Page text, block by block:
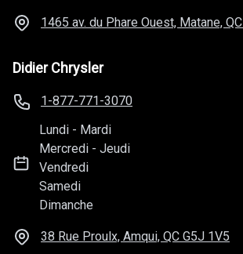
1465 av. du Phare Ouest, Matane, QC
Didier Chrysler
1-877-771-3070
Lundi - Mardi
Mercredi -Jeudi
Vendredi
Samedi
Dimanche
38 Rue Proulx, Amqui, QC G5J 1V5